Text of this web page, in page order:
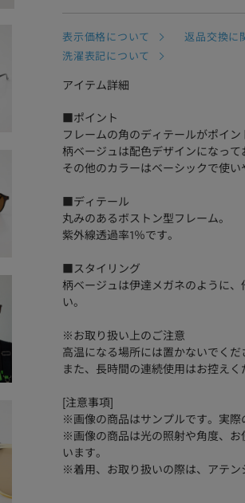
表示価格について 返品交換に
洗濯表記について
アイテム詳細
■ポイント
フレームの角のディテールがポイ
柄ベージュは配色デザインになって
その他のカラーはベーシックで使
■ディテール
丸みのあるボストン型フレーム。
紫外線透過率1％です。
■スタイリング
柄ベージュは伊達メガネのように
い。
※お取り扱い上のご注意
高温になる場所には置かないでくだ
また、長時間の連続使用はお控えく
[注意事項]
※画像の商品はサンプルです。実際
※画像の商品は光の照射や角度、
います。
※着用、お取り扱いの際は、アテン